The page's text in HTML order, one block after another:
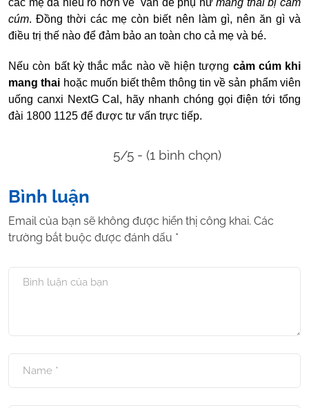
cúm. Đồng thời các mẹ còn biết nên làm gì, nên ăn gì và
điều trị thế nào để đảm bảo an toàn cho cả mẹ và bé.
Nếu còn bất kỳ thắc mắc nào về hiện tượng cảm cúm khi
mang thai hoặc muốn biết thêm thông tin về sản phẩm viên
uống canxi NextG Cal, hãy nhanh chóng gọi điện tới tổng
đài 1800 1125 để được tư vấn trực tiếp.
5/5 - (1 bình chọn)
Bình luận
Email của bạn sẽ không được hiển thị công khai. Các
trường bắt buộc được đánh dấu *